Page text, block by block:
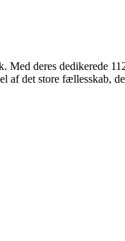
Med deres dedikerede
det store fællesskab,